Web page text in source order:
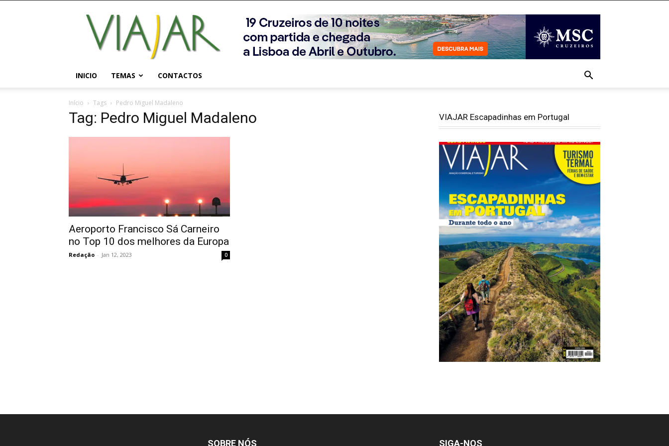
Viajar
Magazine
Online
INICIO TEMAS CONTACTOS
Início Tags Pedro Miguel Madaleno
Tag: Pedro Miguel Madaleno
Aeroporto Francisco Sá Carneiro
no Top 10 dos melhores da Europa
Redação - Jan 12, 2023 0
VIAJAR Escapadinhas em Portugal
SOBRE NÓS SIGA-NOS